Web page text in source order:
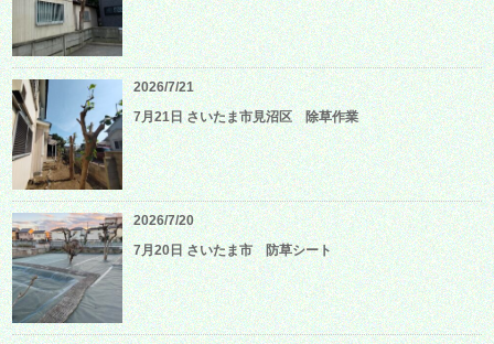
2026/7/21
7月21日 さいたま市見沼区 除草作業
2026/7/20
7月20日 さいたま市 防草シート